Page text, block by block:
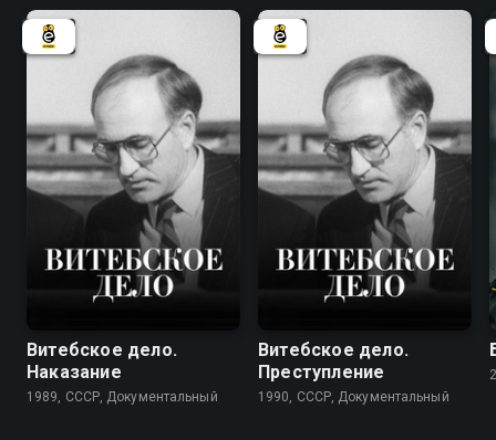
Витебское дело.
Наказание
1989, СССР, Документальный
Витебское дело.
Преступление
1990, СССР, Документальный